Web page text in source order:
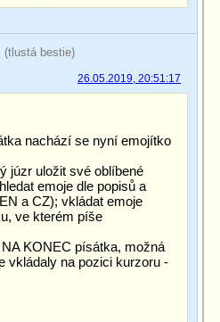
(tlustá bestie)
26.05.2019, 20:51:17
nachází se nyní emojítko
júzr uložit své oblíbené
emoje dle popisů a
a CZ); vkládat emoje
ve kterém píše
KONEC písátka, možná
vkládaly na pozici kurzoru -